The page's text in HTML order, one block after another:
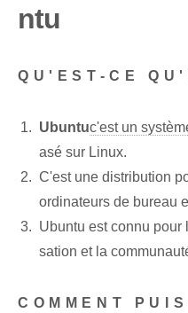
ntu
QU'EST-CE
Ubuntuc'est un
asé sur Linux.
C'est une distribution
ordinateurs de bureau
Ubuntu est connu pour
sation et la
COMMENT